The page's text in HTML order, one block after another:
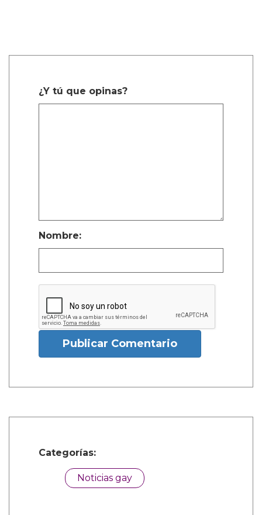
¿Y tú que opinas?
Nombre:
Publicar Comentario
Categorías:
Noticias gay